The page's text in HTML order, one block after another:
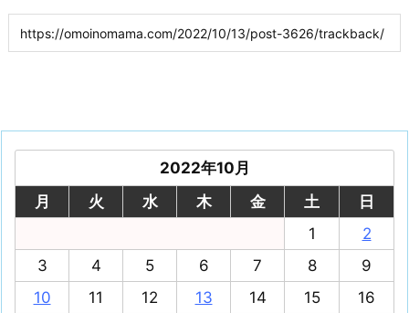
2022年10月
月
火 水 木 金 土
日
1
2
3
4 5 6 7 8
9
10
11 12 13 14 15
16